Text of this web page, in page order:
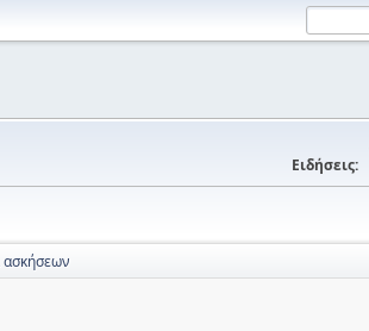
Ειδήσεις:
ασκήσεων